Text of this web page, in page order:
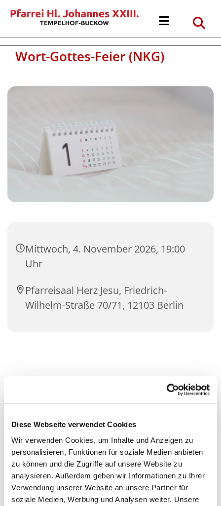
Diese Webseite verwendet Cookies
Wir verwenden Cookies, um Inhalte und Anzeigen zu
personalisieren, Funktionen für soziale Medien anbieten
zu können und die Zugriffe auf unsere Website zu
analysieren. Außerdem geben wir Informationen zu Ihrer
Verwendung unserer Website an unsere Partner für
soziale Medien, Werbung und Analysen weiter. Unsere
Wort-Gottes-Feier (NKG)
Mittwoch, 4. November 2026, 19:00
Uhr
Pfarreisaal Herz Jesu, Friedrich-
Wilhelm-Straße 70/71, 12103 Berlin